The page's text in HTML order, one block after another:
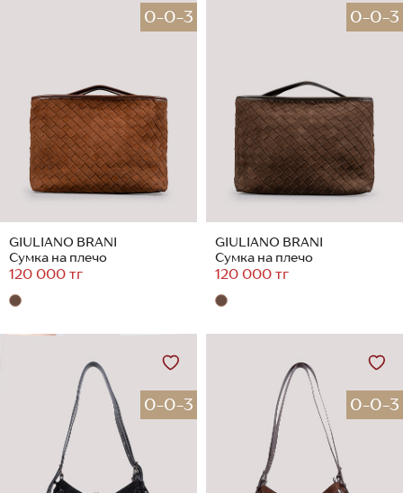
0-0-3
GIULIANO BRANI
Сумка на плечо
120 000 тг
0-0-3
GIULIANO BRANI
Сумка на плечо
120 000 тг
0-0-3 0-0-3